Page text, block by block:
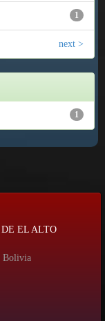
1
next >
1
EL ALTO
Bolivia